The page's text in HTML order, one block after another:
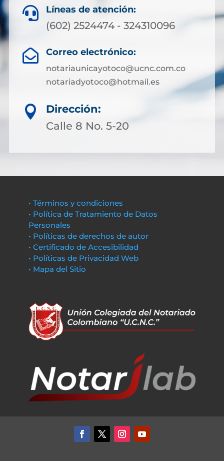
 Líneas de atención:
(602) 2524474 - 324310096
 Correo electrónico:
notariaunicayotoco@ucnc.com.co
notariadyotoco@hotmail.es

Dirección:
Calle 8 No. 5-20
• Términos y condiciones
• Política de Tratamiento de Datos
Personales
• Políticas de derechos de autor
• Certificado de Accesibilidad
• Políticas de Privacidad Web
• Mapa del Sitio